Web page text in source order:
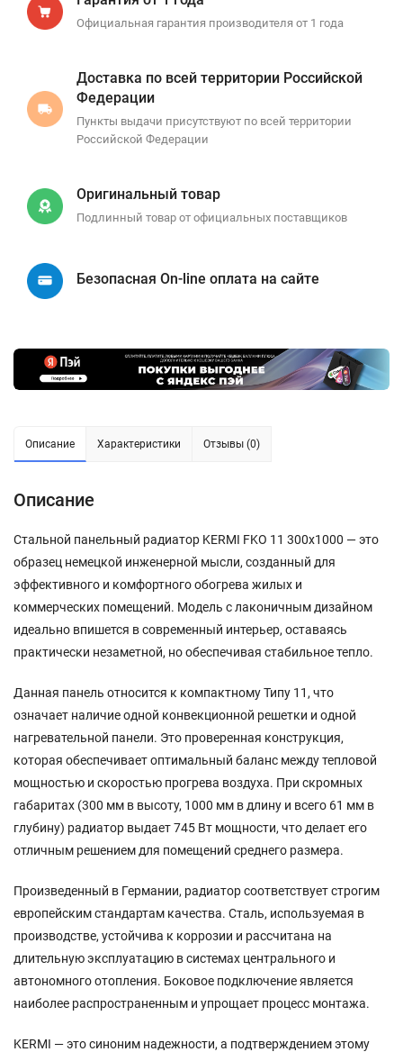
Официальная гарантия производителя от 1 года
Доставка по всей территории Российской
Федерации
Пункты выдачи присутствуют по всей территории
Российской Федерации
Оригинальный товар
Подлинный товар от официальных поставщиков
Безопасная On-line оплата на сайте
Описание Характеристики Отзывы (0)
Описание
Стальной панельный радиатор KERMI FKO 11 300x1000 — это
образец немецкой инженерной мысли, созданный для
эффективного и комфортного обогрева жилых и
коммерческих помещений. Модель с лаконичным дизайном
идеально впишется в современный интерьер, оставаясь
практически незаметной, но обеспечивая стабильное тепло.
Данная панель относится к компактному Типу 11, что
означает наличие одной конвекционной решетки и одной
нагревательной панели. Это проверенная конструкция,
которая обеспечивает оптимальный баланс между тепловой
мощностью и скоростью прогрева воздуха. При скромных
габаритах (300 мм в высоту, 1000 мм в длину и всего 61 мм в
глубину) радиатор выдает 745 Вт мощности, что делает его
отличным решением для помещений среднего размера.
Произведенный в Германии, радиатор соответствует строгим
европейским стандартам качества. Сталь, используемая в
производстве, устойчива к коррозии и рассчитана на
длительную эксплуатацию в системах центрального и
автономного отопления. Боковое подключение является
наиболее распространенным и упрощает процесс монтажа.
KERMI — это синоним надежности, а подтверждением этому